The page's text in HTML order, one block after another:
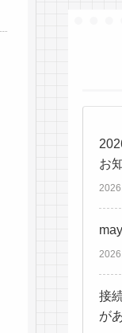
お
接
が